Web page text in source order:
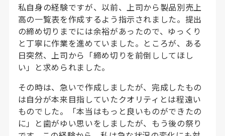
私自身の経験ですが、以前、上司から製品別売上
高の一覧表を作成するよう指示されました。提出
の締め切りまでには余裕があったので、ゆっくり
と丁寧に作業を進めていました。ところが、ある
日突然、上司から「締め切りを前倒ししてほし
い」と求められました。
その時は、急いで作成しましたが、完成したもの
は自分が本来目指していたクオリティとは程遠い
ものでした。「本当はもっと良いものができたの
に」と歯がゆい思いをしましたが、もう後の祭り